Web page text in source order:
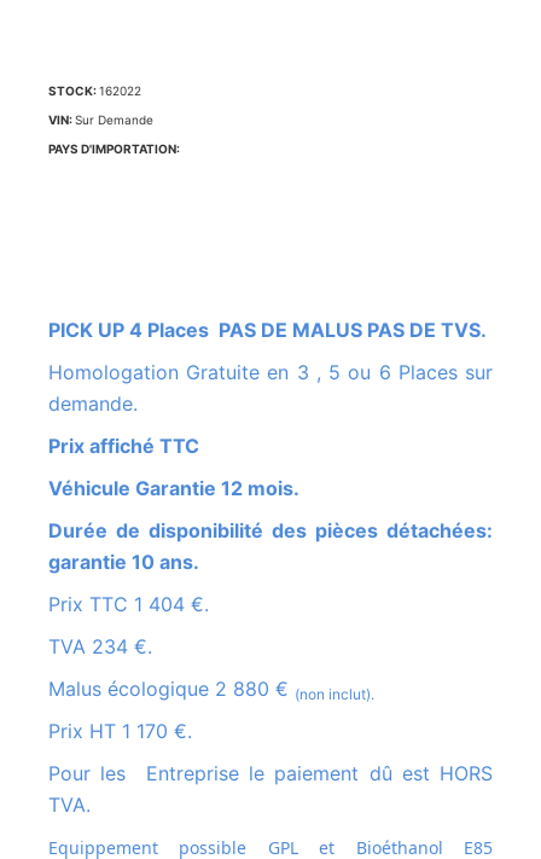
STOCK:162022
VIN:Sur Demande
PAYS D'IMPORTATION:
PICK UP 4 Places PAS DE MALUS PAS DE TVS.
Homologation Gratuite en 3 , 5 ou 6 Places sur
demande.
Prix affiché TTC
Véhicule Garantie 12 mois.
Durée de disponibilité des pièces détachées:
garantie 10 ans.
Prix TTC 1 404 €.
TVA 234 €.
Malus écologique 2 880 € (non inclut).
Prix HT 1 170 €.
Pour les Entreprise le paiement dû est HORS
TVA.
Equippement possible GPL et Bioéthanol E85